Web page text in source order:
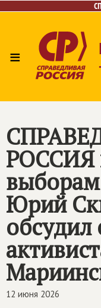
≡
Лица
Фото/
РОССИЯ
выборам
Юрий
обсудил
12 июня 2026